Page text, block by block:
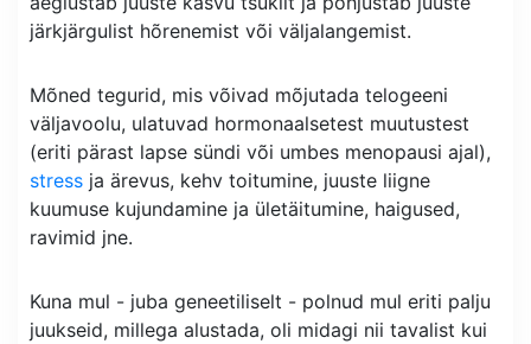
järkjärgulist hõrenemist või väljalangemist.
Mõned tegurid, mis võivad mõjutada telogeeni
väljavoolu, ulatuvad hormonaalsetest muutustest
(eriti pärast lapse sündi või umbes menopausi ajal),
stress ja ärevus, kehv toitumine, juuste liigne
kuumuse kujundamine ja ületäitumine, haigused,
ravimid jne.
Kuna mul - juba geneetiliselt - polnud mul eriti palju
juukseid, millega alustada, oli midagi nii tavalist kui